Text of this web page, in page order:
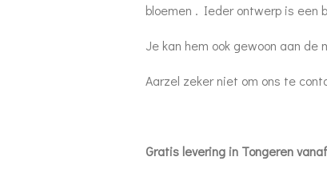
bloemen . Ieder ontwerp is een
Je kan hem ook gewoon aan
Aarzel zeker niet om ons te
Gratis levering in Tongeren